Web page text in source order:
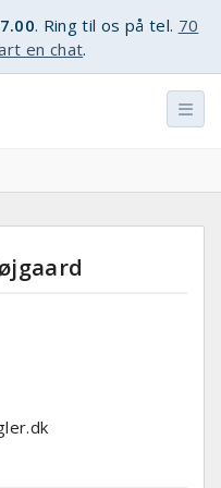
. Ring til os på tel. 70
en chat.